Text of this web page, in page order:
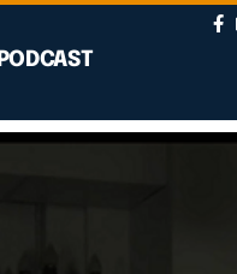
PODCAST